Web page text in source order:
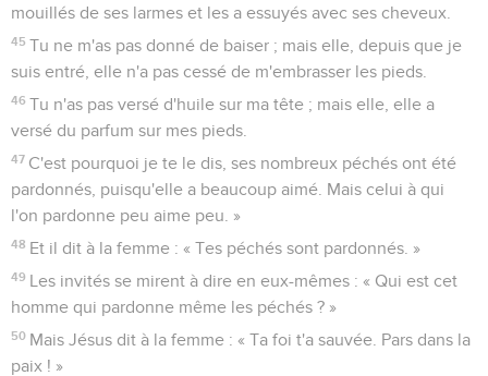
mouillés de ses larmes et les a essuyés avec ses cheveux.
45 Tu ne m'as pas donné de baiser ; mais elle, depuis que je
suis entré, elle n'a pas cessé de m'embrasser les pieds.
46 Tu n'as pas versé d'huile sur ma tête ; mais elle, elle a
versé du parfum sur mes pieds.
47 C'est pourquoi je te le dis, ses nombreux péchés ont été
pardonnés, puisqu'elle a beaucoup aimé. Mais celui à qui
l'on pardonne peu aime peu. »
48 Et il dit à la femme : « Tes péchés sont pardonnés. »
49 Les invités se mirent à dire en eux-mêmes : « Qui est cet
homme qui pardonne même les péchés ? »
50 Mais Jésus dit à la femme : « Ta foi t'a sauvée. Pars dans la
paix ! »